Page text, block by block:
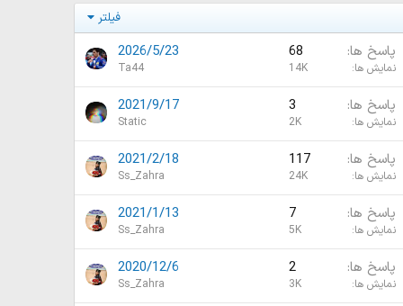
فیلتر
پاسخ ها 68
نمایش ها 14K
2026/5/23
Ta44
پاسخ ها 3
نمایش ها 2K
2021/9/17
Static
پاسخ ها 117
نمایش ها 24K
2021/2/18
Ss_Zahra
پاسخ ها 7
نمایش ها 5K
2021/1/13
Ss_Zahra
پاسخ ها 2
نمایش ها 3K
2020/12/6
Ss_Zahra